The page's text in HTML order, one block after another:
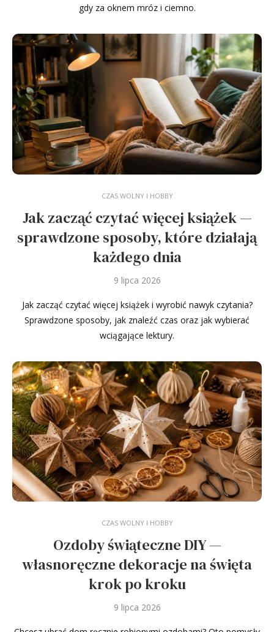
gdy za oknem mróz i ciemno.
CZAS WOLNY I HOBBY
Jak zacząć czytać więcej książek —
sprawdzone sposoby, które działają
każdego dnia
9 lipca 2026
Jak zacząć czytać więcej książek i wyrobić nawyk czytania?
Sprawdzone sposoby, jak znaleźć czas oraz jak wybierać
wciągające lektury.
CZAS WOLNY I HOBBY
Ozdoby świąteczne DIY —
własnoręczne dekoracje na święta
krok po kroku
9 lipca 2026